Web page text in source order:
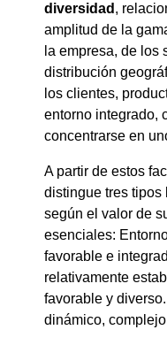
diversidad ,
amplitud de la
la empresa, de los
distribución
los clientes,
entorno integrado,
concentrarse en
A partir de estos
distingue tres tipos
según el valor de
esenciales:
favorable e
relativamente
favorable y
dinámico,